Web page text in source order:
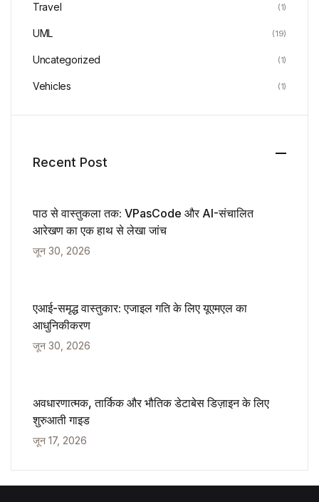
Travel (1)
UML (19)
Uncategorized (1)
Vehicles (1)
Recent Post
पाठ से वास्तुकला तक: VPasCode और AI-संचालित
आरेखण का एक हाथ से लेखा जांच
जून 30, 2026
एआई-समृद्ध वास्तुकार: एजाइल गति के लिए यूएमएल का
आधुनिकीकरण
जून 30, 2026
अवधारणात्मक, तार्किक और भौतिक डेटाबेस डिज़ाइन के लिए
शुरुआती गाइड
जून 17, 2026